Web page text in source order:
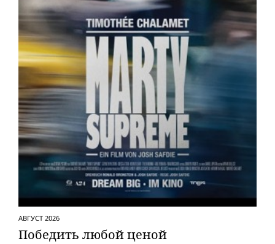
АВГУСТ 2026
Победить любой ценой